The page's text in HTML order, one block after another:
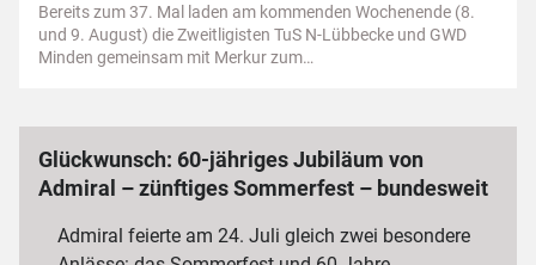
Bereits zum 37. Mal laden am kommenden Wochenende (8.
und 9. August) die Zweitligisten TuS N-Lübbecke und GWD
Minden gemeinsam mit Merkur zum…
Glückwunsch: 60-jähriges Jubiläum von
Admiral – zünftiges Sommerfest – bundesweit
Admiral feierte am 24. Juli gleich zwei besondere